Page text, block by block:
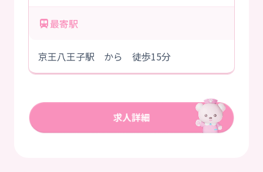
最寄駅
京王八王子駅 から 徒歩15分